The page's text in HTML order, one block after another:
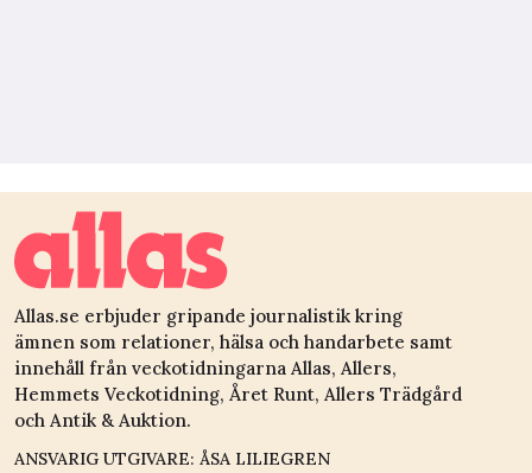
Allas.se erbjuder gripande journalistik kring
ämnen som relationer, hälsa och handarbete samt
innehåll från veckotidningarna Allas, Allers,
Hemmets Veckotidning, Året Runt, Allers Trädgård
och Antik & Auktion.
ANSVARIG UTGIVARE: ÅSA LILIEGREN